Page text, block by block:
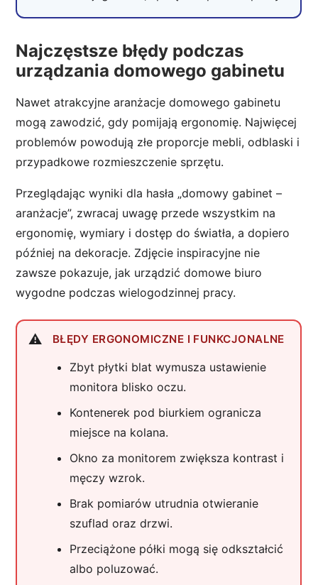
Najczęstsze błędy podczas
urządzania domowego gabinetu
Nawet atrakcyjne aranżacje domowego gabinetu
mogą zawodzić, gdy pomijają ergonomię. Najwięcej
problemów powodują złe proporcje mebli, odblaski i
przypadkowe rozmieszczenie sprzętu.
Przeglądając wyniki dla hasła „domowy gabinet –
aranżacje”, zwracaj uwagę przede wszystkim na
ergonomię, wymiary i dostęp do światła, a dopiero
później na dekoracje. Zdjęcie inspiracyjne nie
zawsze pokazuje, jak urządzić domowe biuro
wygodne podczas wielogodzinnej pracy.
BŁĘDY ERGONOMICZNE I FUNKCJONALNE
Zbyt płytki blat wymusza ustawienie
monitora blisko oczu.
Kontenerek pod biurkiem ogranicza
miejsce na kolana.
Okno za monitorem zwiększa kontrast i
męczy wzrok.
Brak pomiarów utrudnia otwieranie
szuflad oraz drzwi.
Przeciążone półki mogą się odkształcić
albo poluzować.